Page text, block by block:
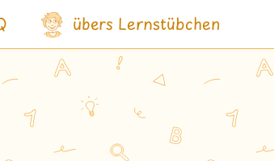
übers Lernstübchen